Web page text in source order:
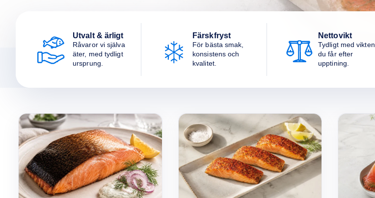
Utvalt & ärligt
Råvaror vi själva
äter, med tydligt
ursprung.
Färskfryst
För bästa smak,
konsistens och
kvalitet.
Nettovikt
Tydligt med vikten
du får efter
upptining.